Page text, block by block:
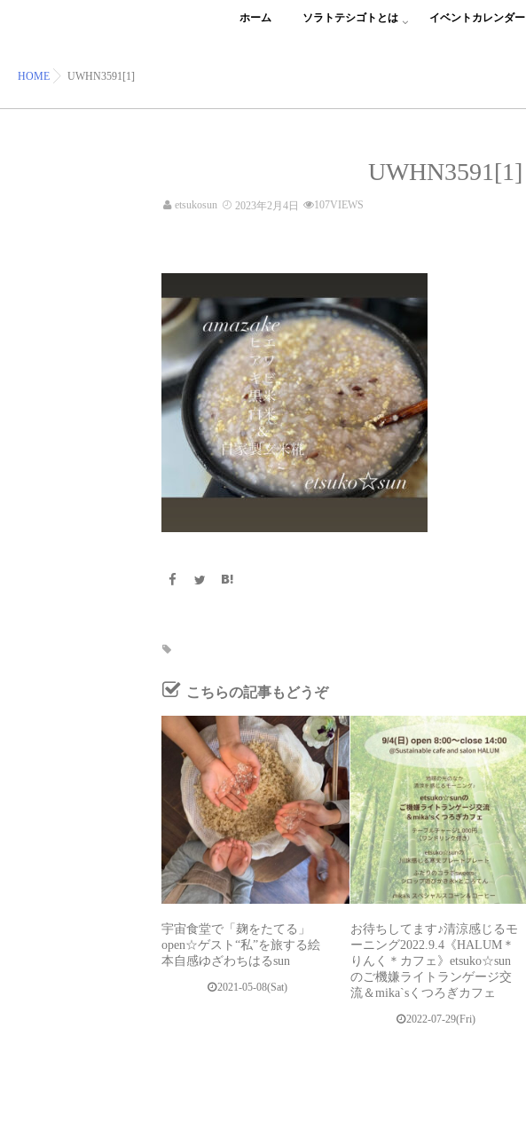
ホーム ソラトテシゴトとは イベントカレンダー
HOME UWHN3591[1]
UWHN3591[1]
etsukosun 2023年2月4日 107VIEWS
こちらの記事もどうぞ
宇宙食堂で「麹をたてる」
open☆ゲスト“私”を旅する絵
本自感ゆざわちはるsun
2021-05-08(Sat)
お待ちしてます♪清涼感じるモ
ーニング2022.9.4《HALUM＊
りんく＊カフェ》etsuko☆sun
のご機嫌ライトランゲージ交
流＆mika`sくつろぎカフェ
2022-07-29(Fri)